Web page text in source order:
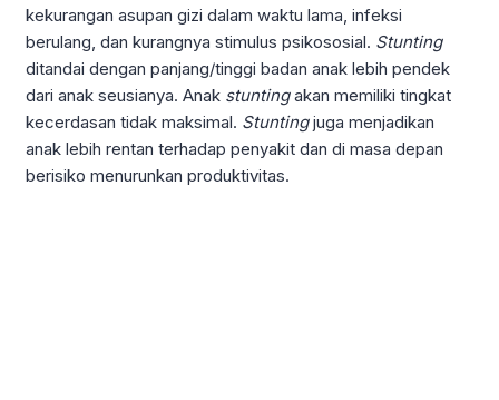
kekurangan asupan gizi dalam waktu lama, infeksi
berulang, dan kurangnya stimulus psikososial. Stunting
ditandai dengan panjang/tinggi badan anak lebih pendek
dari anak seusianya. Anak stuntingakan memiliki tingkat
kecerdasan tidak maksimal. Stuntingjuga menjadikan
anak lebih rentan terhadap penyakit dan di masa depan
berisiko menurunkan produktivitas.